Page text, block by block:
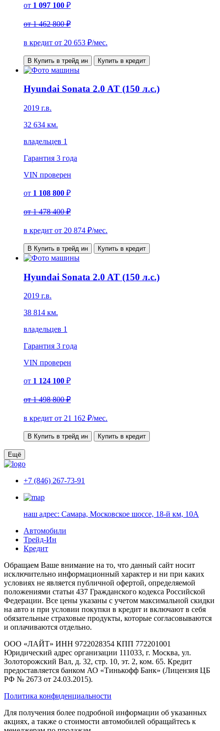
от 1 097 100 ₽
от1 462 800 ₽
в кредит от 20 653 ₽/мес.
В Купить в трейд ин Купить в кредит
Hyundai Sonata 2.0 AT (150 л.с.)
2019 г.в.
32 634 км.
владельцев 1
Гарантия 3 года
VIN проверен
от 1 108 800 ₽
от1 478 400 ₽
в кредит от 20 874 ₽/мес.
В Купить в трейд ин Купить в кредит
Hyundai Sonata 2.0 AT (150 л.с.)
2019 г.в.
38 814 км.
владельцев 1
Гарантия 3 года
VIN проверен
от 1 124 100 ₽
от1 498 800 ₽
в кредит от 21 162 ₽/мес.
В Купить в трейд ин Купить в кредит
Ещё
+7 (846) 267-73-91
наш адрес: Самара, Московское шоссе, 18-й км, 10А
Автомобили
Трейд-Ин
Кредит
Обращаем Ваше внимание на то, что данный сайт носит
исключительно информационный характер и ни при каких
условиях не является публичной офертой, определяемой
положениями статьи 437 Гражданского кодекса Российской
Федерации. Все цены указаны с учетом максимальной скидки
на авто и при условии покупки в кредит и включают в себя
обязательные страховые продукты, которые согласовываются
и оплачиваются отдельно.
ООО «ЛАЙТ» ИНН 9722028354 КПП 772201001
Юридический адрес организации 111033, г. Москва, ул.
Золоторожский Вал, д. 32, стр. 10, эт. 2, ком. 65. Кредит
предоставляется банком АО «Тинькофф Банк» (Лицензия ЦБ
РФ № 2673 от 24.03.2015).
Политика конфиденциальности
Для получения более подробной информации об указанных
акциях, а также о стоимости автомобилей обращайтесь к